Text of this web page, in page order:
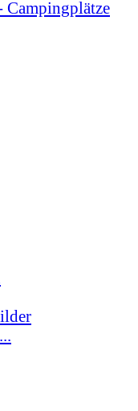
Campingplätze